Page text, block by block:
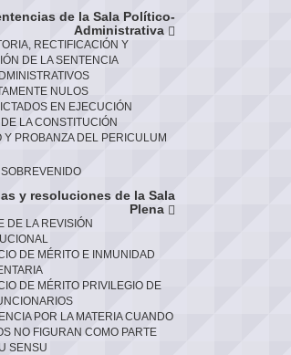
de la Sala Político-
Administrativa
RECTIFICACIÓN Y
DE LA SENTENCIA
NULOS
EN EJECUCIÓN
LA CONSTITUCIÓN
Y PROBANZA DEL PERICULUM
y resoluciones de la Sala
Plena
DE LA REVISIÓN
DE MÉRITO E INMUNIDAD
DE MÉRITO PRIVILEGIO DE
POR LA MATERIA CUANDO
NO FIGURAN COMO PARTE
SENSU